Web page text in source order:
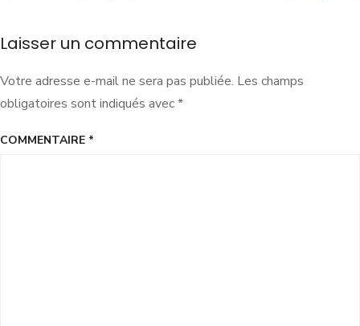
Laisser un commentaire
Votre adresse e-mail ne sera pas publiée. Les champs
obligatoires sont indiqués avec*
COMMENTAIRE *